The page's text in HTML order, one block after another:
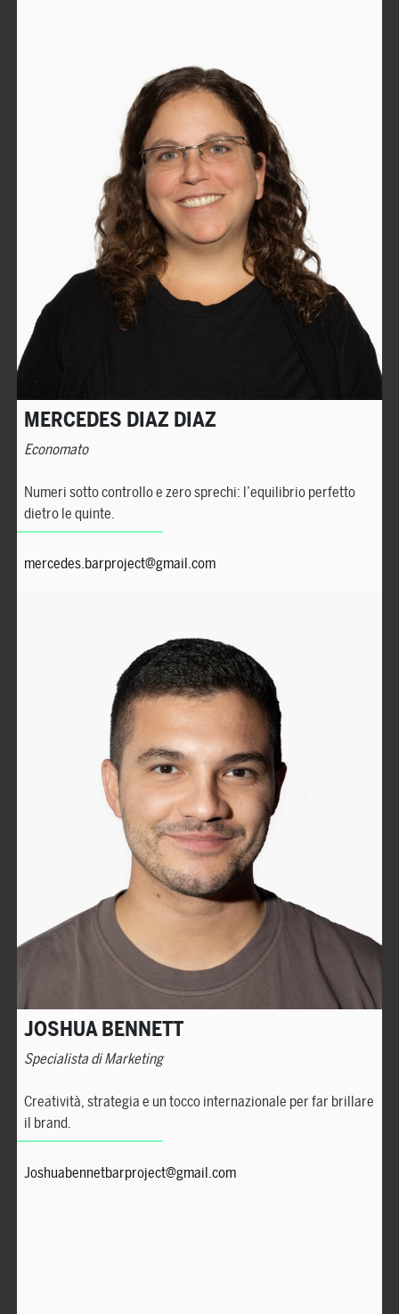
MERCEDES DIAZ DIAZ
Economato
Numeri sotto controllo e zero sprechi: l’equilibrio perfetto
dietro le quinte.
mercedes.barproject@gmail.com
JOSHUA BENNETT
Specialista di Marketing
Creatività, strategia e un tocco internazionale per far brillare
il brand.
Joshuabennetbarproject@gmail.com